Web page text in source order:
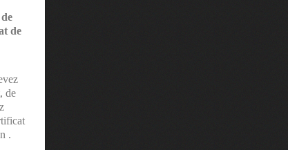
de
de
.